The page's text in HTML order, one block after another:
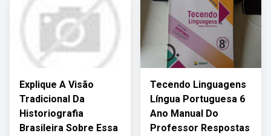
Explique A Visão
Tradicional Da
Historiografia
Brasileira Sobre Essa
Tecendo Linguagens
Língua Portuguesa 6
Ano Manual Do
Professor Respostas